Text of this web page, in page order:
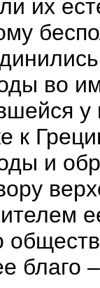
их
во
у
к
и
благо